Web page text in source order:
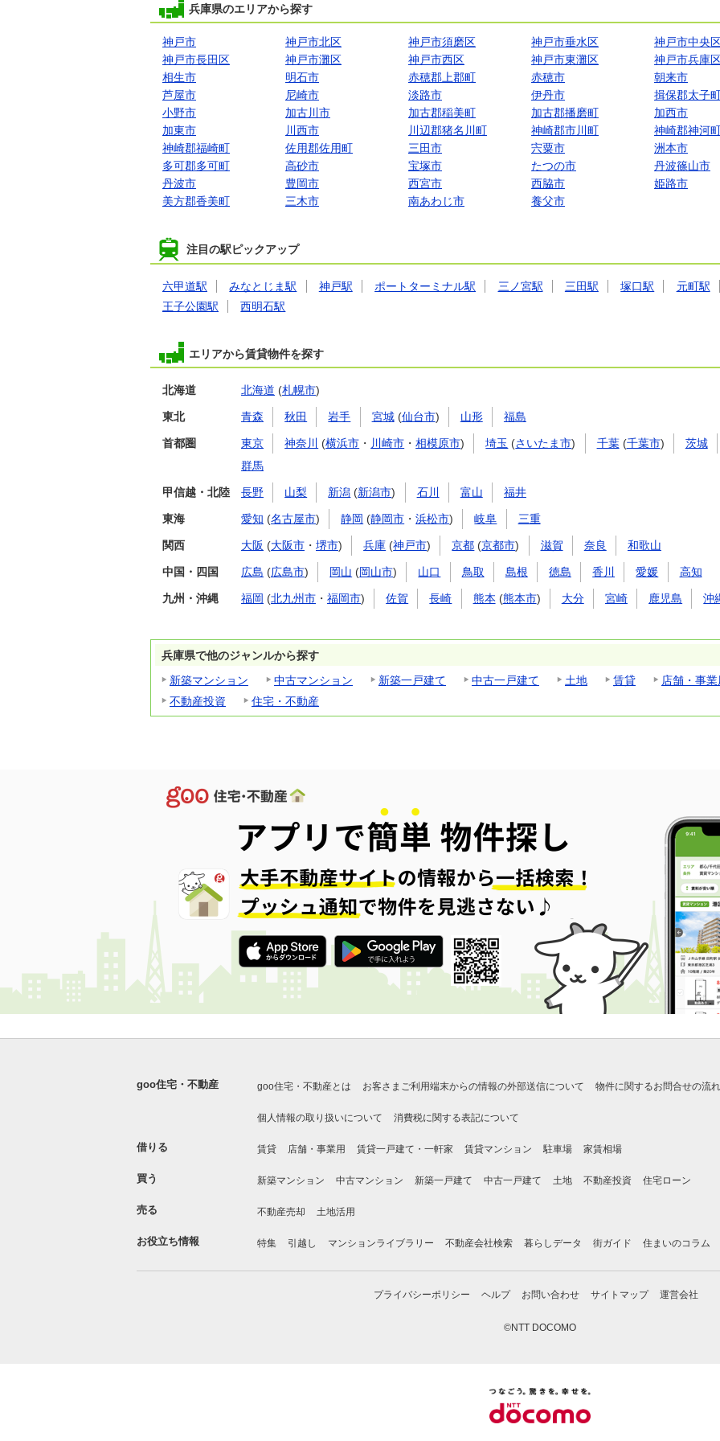
兵庫県のエリアから探す
神戸市 神戸市北区 神戸市須磨区 神戸市垂水区
神戸市中央
神戸市長田区
神戸市灘区 神戸市西区 神戸市東灘区
神戸市兵庫
相生市
明石市 赤穂郡上郡町 赤穂市
朝来市
芦屋市
尼崎市 淡路市 伊丹市
揖保郡太子
小野市
加古川市 加古郡稲美町 加古郡播磨町
加西市
加東市
川西市 川辺郡猪名川町 神崎郡市川町
神崎郡神河
神崎郡福崎町
佐用郡佐用町 三田市 宍粟市
洲本市
多可郡多可町
高砂市 宝塚市 たつの市
丹波篠山市
丹波市
豊岡市 西宮市 西脇市
姫路市
美方郡香美町
三木市 南あわじ市 養父市
注目の駅ピックアップ
六甲道駅 みなとじま駅 神戸駅 ポートターミナル駅 三ノ宮駅 三田駅 塚口駅
元町駅
王子公園駅
西明石駅
エリアから賃貸物件を探す
北海道 北海道 (札幌市)
東北 青森 秋田 岩手 宮城(仙台市) 山形 福島
首都圏 東京 神奈川 (横浜市 ・ 川崎市 ・相模原市) 埼玉 (さいたま市) 千葉(千葉市) 茨城
群馬
甲信越・北陸 長野 山梨 新潟 (新潟市) 石川 富山 福井
東海 愛知 (名古屋市) 静岡 (静岡市 ・浜松市) 岐阜 三重
関西 大阪 (大阪市 ・ 堺市) 兵庫 (神戸市) 京都 (京都市) 滋賀 奈良 和歌山
中国・四国 広島 (広島市) 岡山 (岡山市) 山口 鳥取 島根 徳島 香川 愛媛 高知
九州・沖縄 福岡 (北九州市 ・ 福岡市) 佐賀 長崎 熊本 (熊本市) 大分 宮崎 鹿児島 沖
兵庫県で他のジャンルから探す
新築マンション
中古マンション 新築一戸建て 中古一戸建て 土地 賃貸
店舗・事業
不動産投資
住宅・不動産
goo住宅・不動産 goo住宅・不動産とは お客さまご利用端末からの情報の外部送信について 物件に関するお問合せの流れ
個人情報の取り扱いについて 消費税に関する表記について
借りる 賃貸 店舗・事業用 賃貸一戸建て・一軒家 賃貸マンション 駐車場 家賃相場
買う 新築マンション 中古マンション 新築一戸建て 中古一戸建て 土地 不動産投資 住宅ローン
売る 不動産売却 土地活用
お役立ち情報 特集 引越し マンションライブラリー 不動産会社検索 暮らしデータ 街ガイド 住まいのコラム
プライバシーポリシー ヘルプ お問い合わせ サイトマップ 運営会社
©NTT DOCOMO